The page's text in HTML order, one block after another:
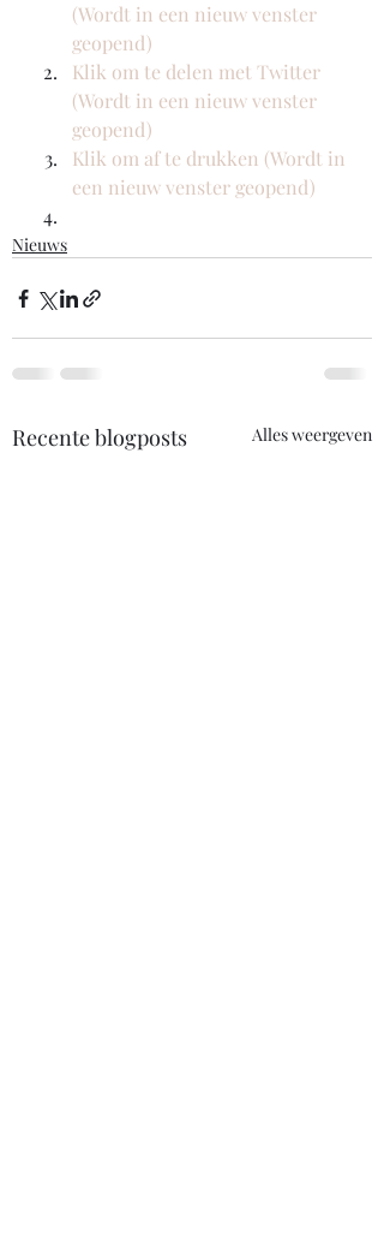
(Wordt in een nieuw venster
geopend)
Klik om te delen met Twitter
(Wordt in een nieuw venster
geopend)
Klik om af te drukken (Wordt in
een nieuw venster geopend)
Nieuws
Recente blogposts Alles weergeven